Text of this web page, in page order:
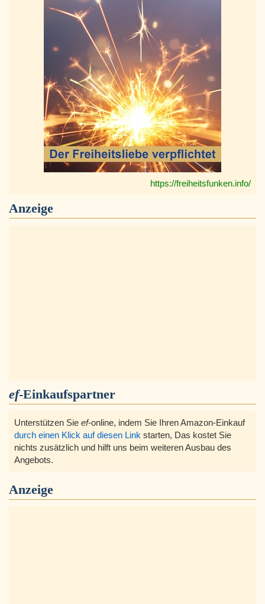
https://freiheitsfunken.info/
Anzeige
ef-Einkaufspartner
Unterstützen Sie ef-online, indem Sie Ihren Amazon-Einkauf
durch einen Klick auf diesen Link starten, Das kostet Sie
nichts zusätzlich und hilft uns beim weiteren Ausbau des
Angebots.
Anzeige